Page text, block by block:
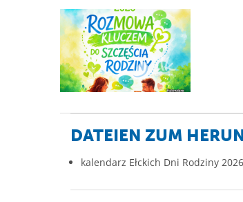
DATEIEN ZUM
kalendarz Ełckich Dni Rodziny